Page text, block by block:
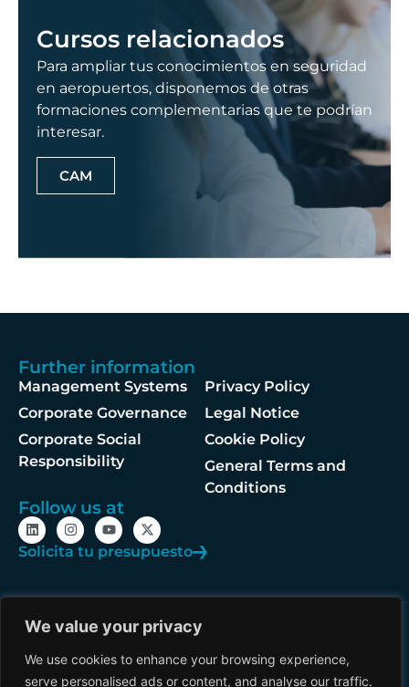
We value your privacy
We use cookies to enhance your browsing experience,
serve personalised ads or content, and analyse our traffic.
Cursos relacionados
Para ampliar tus conocimientos en seguridad
en aeropuertos, disponemos de otras
formaciones complementarias que te podrían
interesar.
CAM
Further information
Management Systems
Corporate Governance
Corporate Social
Responsibility
Privacy Policy
Legal Notice
Cookie Policy
General Terms and
Conditions
Follow us at
Solicita tu presupuesto
Let's talk aeronautics